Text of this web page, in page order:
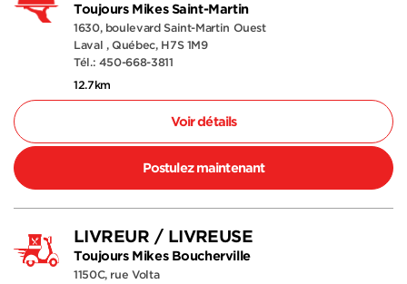
Toujours Mikes Saint-Martin
1630, boulevard Saint-Martin Ouest
Laval , Québec, H7S 1M9
Tél.: 450-668-3811
12.7km
Voir détails
Postulez maintenant
LIVREUR / LIVREUSE
Toujours Mikes Boucherville
1150C, rue Volta